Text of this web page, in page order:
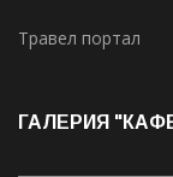
Травел портал
ГАЛЕРИЯ